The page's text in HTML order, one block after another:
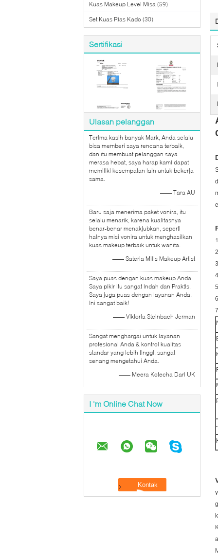
Kuas Makeup Level Misa (59)
Set Kuas Rias Kado (30)
Sertifikasi
Ulasan pelanggan
Terima kasih banyak Mark, Anda selalu
bisa memberi saya rencana terbaik,
dan itu membuat pelanggan saya
merasa hebat, saya harap kami dapat
memiliki kesempatan lain untuk bekerja
sama.
—— Tara AU
Baru saja menerima paket vonira, itu
selalu menarik, karena kualitasnya
benar-benar menakjubkan, seperti
halnya misi vonira untuk menghasilkan
kuas makeup terbaik untuk wanita.
—— Sateria Mills Makeup Artist
Saya puas dengan kuas makeup Anda.
Saya pikir itu sangat indah dan Praktis.
Saya juga puas dengan layanan Anda.
Ini sangat baik!
—— Viktoria Steinbach Jerman
Sangat menghargai untuk layanan
profesional Anda & kontrol kualitas
standar yang lebih tinggi, sangat
senang mengetahui Anda.
—— Meera Kotecha Dari UK
I 'm Online Chat Now
1